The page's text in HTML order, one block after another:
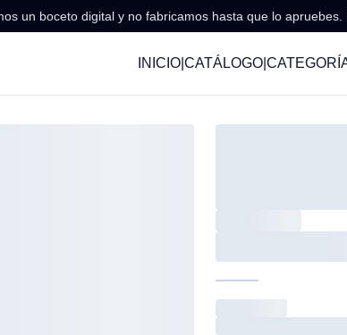
un boceto digital y no fabricamos hasta que lo
INICIO| CATÁLOGO|